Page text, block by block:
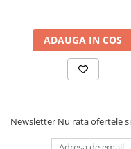
ADAUGA IN COS
Newsletter Nu rata ofertele